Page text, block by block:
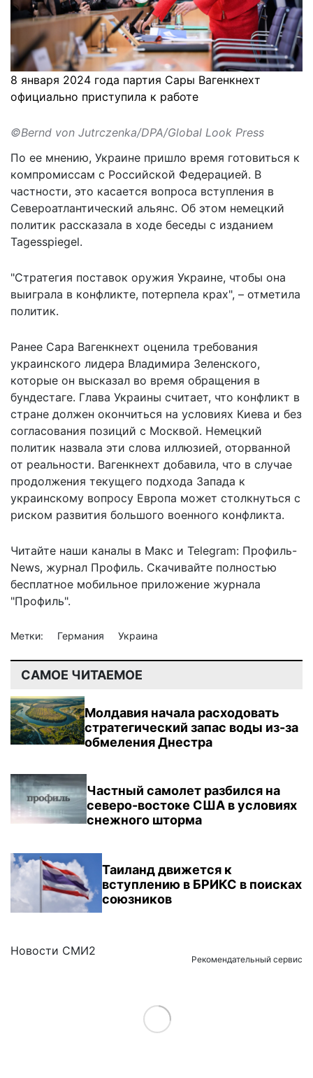
8 января 2024 года партия Сары Вагенкнехт
официально приступила к работе
©Bernd von Jutrczenka/DPA/Global Look Press
По ее мнению, Украине пришло время готовиться к
компромиссам с Российской Федерацией. В
частности, это касается вопроса вступления в
Североатлантический альянс. Об этом немецкий
политик рассказала в ходе беседы с изданием
Tagesspiegel.
"Стратегия поставок оружия Украине, чтобы она
выиграла в конфликте, потерпела крах", – отметила
политик.
Ранее Сара Вагенкнехт оценила требования
украинского лидера Владимира Зеленского,
которые он высказал во время обращения в
бундестаге. Глава Украины считает, что конфликт в
стране должен окончиться на условиях Киева и без
согласования позиций с Москвой. Немецкий
политик назвала эти слова иллюзией, оторванной
от реальности. Вагенкнехт добавила, что в случае
продолжения текущего подхода Запада к
украинскому вопросу Европа может столкнуться с
риском развития большого военного конфликта.
Читайте наши каналы в Макс и Telegram: Профиль-
News, журнал Профиль. Скачивайте полностью
бесплатное мобильное приложение журнала
"Профиль".
Метки: Германия Украина
САМОЕ ЧИТАЕМОЕ
Молдавия начала расходовать
стратегический запас воды из-за
обмеления Днестра
Частный самолет разбился на
северо-востоке США в условиях
снежного шторма
Таиланд движется к
вступлению в БРИКС в поисках
союзников
Новости СМИ2
Рекомендательный сервис
Load More